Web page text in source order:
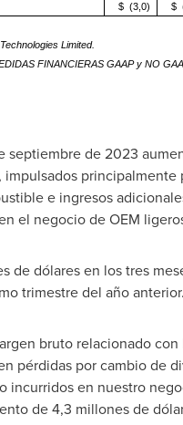
$ (3,0) $
Limited.
FINANCIERAS GAAP y NO
de 2023
e ingresos
el negocio de OEM
de dólares en los tres
trimestre del año
bruto relacionado con
pérdidas por cambio de
incurridos en nuestro
de 4,3 millones de